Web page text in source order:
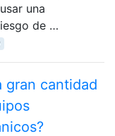
una
de …
gran cantidad